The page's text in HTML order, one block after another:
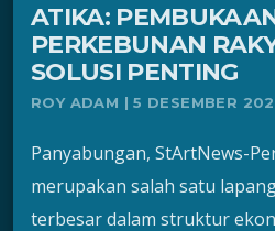
ATIKA:
PERKEBUNAN
SOLUSI PENTING
ROY ADAM | 5 DESEMBER
Panyabungan, StArtNews-
merupakan salah satu
terbesar dalam struktur